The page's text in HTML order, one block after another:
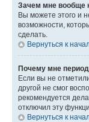
Зачем мне вообще
Вы можете этого и
возможности,
сделать.
Вернуться к
Почему мне
Если вы не
другой не смог
рекомендуется
отключил эту
Вернуться к